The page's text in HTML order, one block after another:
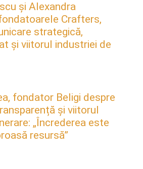
și Alexandra
Crafters,
strategică,
și viitorul industriei de
fondator Beligi despre
și viitorul
„Încrederea este
resursă”